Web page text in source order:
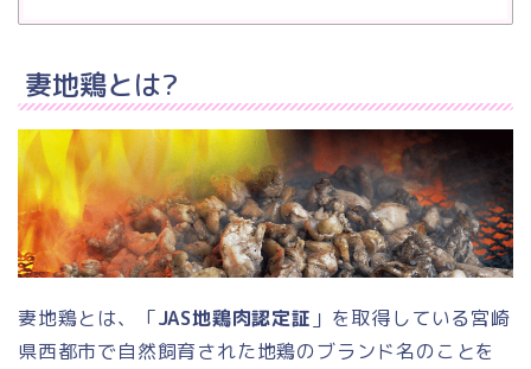
妻地鶏とは?
妻地鶏とは、「JAS地鶏肉認定証 」を取得している宮崎
県西都市で自然飼育された地鶏のブランド名のことを